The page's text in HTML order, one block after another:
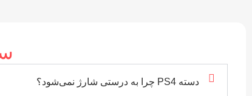
دسته PS4 چرا به درستی شارژ نمی‌شود؟